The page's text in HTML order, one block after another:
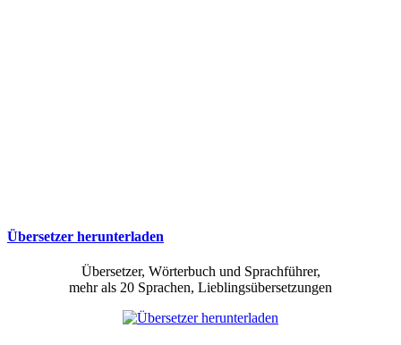
Übersetzer herunterladen
Übersetzer, Wörterbuch und Sprachführer,
mehr als 20 Sprachen, Lieblingsübersetzungen